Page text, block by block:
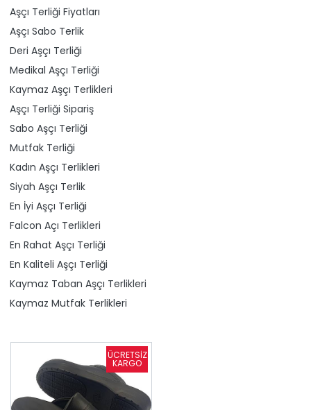
Aşçı Terliği Fiyatları
Aşçı Sabo Terlik
Deri Aşçı Terliği
Medikal Aşçı Terliği
Kaymaz Aşçı Terlikleri
Aşçı Terliği Sipariş
Sabo Aşçı Terliği
Mutfak Terliği
Kadın Aşçı Terlikleri
Siyah Aşçı Terlik
En İyi Aşçı Terliği
Falcon Açı Terlikleri
En Rahat Aşçı Terliği
En Kaliteli Aşçı Terliği
Kaymaz Taban Aşçı Terlikleri
Kaymaz Mutfak Terlikleri